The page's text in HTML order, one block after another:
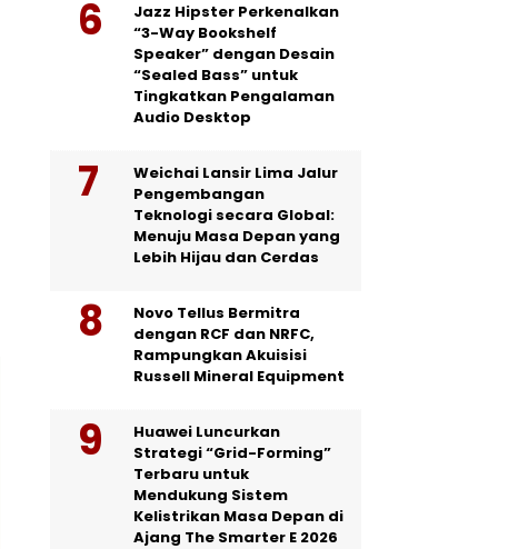
Jazz Hipster Perkenalkan
“3-Way Bookshelf
Speaker” dengan Desain
“Sealed Bass” untuk
Tingkatkan Pengalaman
Audio Desktop
Weichai Lansir Lima Jalur
Pengembangan
Teknologi secara Global:
Menuju Masa Depan yang
Lebih Hijau dan Cerdas
Novo Tellus Bermitra
dengan RCF dan NRFC,
Rampungkan Akuisisi
Russell Mineral Equipment
Huawei Luncurkan
Strategi “Grid-Forming”
Terbaru untuk
Mendukung Sistem
Kelistrikan Masa Depan di
Ajang The Smarter E 2026